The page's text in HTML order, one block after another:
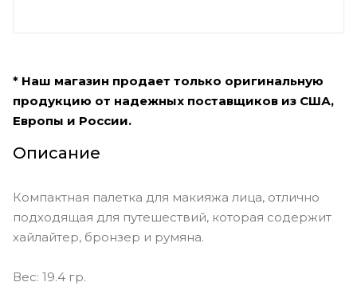
* Наш магазин продает только оригинальную
продукцию от надежных поставщиков из США,
Европы и России.
Описание
Компактная палетка для макияжа лица, отлично
подходящая для путешествий, которая содержит
хайлайтер, бронзер и румяна.
Вес: 19.4 гр.